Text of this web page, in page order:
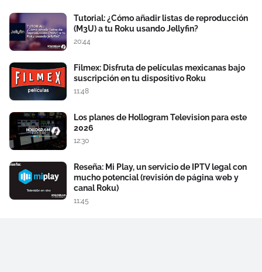
Tutorial: ¿Cómo añadir listas de reproducción
(M3U) a tu Roku usando Jellyfin?
20:44
Filmex: Disfruta de películas mexicanas bajo
suscripción en tu dispositivo Roku
11:48
Los planes de Hollogram Television para este
2026
12:30
Reseña: Mi Play, un servicio de IPTV legal con
mucho potencial (revisión de página web y
canal Roku)
11:45